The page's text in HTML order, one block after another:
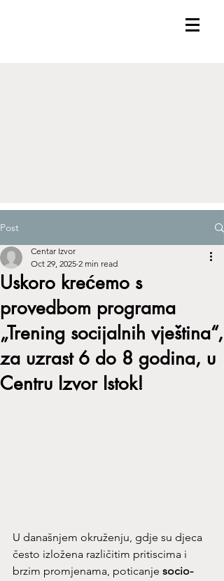
Post
Uskoro krećemo s
provedbom programa
„Trening socijalnih vještina“,
za uzrast 6 do 8 godina, u
Centru Izvor Istok!
Centar Izvor
Oct 29, 2025 2 min read
U današnjem okruženju, gdje su djeca
često izložena različitim pritiscima i
brzim promjenama, poticanje socio-